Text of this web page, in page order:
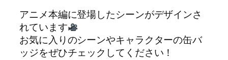
アニメ本編に登場したシーンがデザインさ
れています
お気に入りのシーンやキャラクターの缶バ
ッジをぜひチェックしてください！